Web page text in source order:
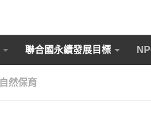
聯合國永續發展目標
自然保育